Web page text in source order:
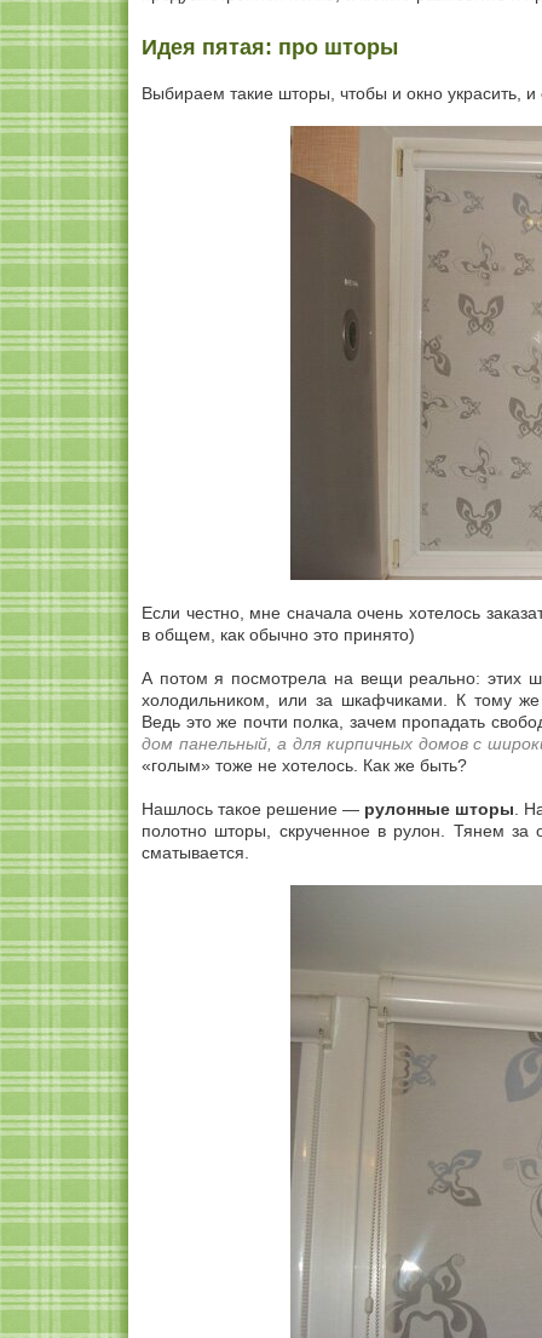
Идея пятая: про шторы
Выбираем такие шторы, чтобы и окно украсить, и
Если честно, мне сначала очень хотелось
в общем, как обычно это принято)
А потом я посмотрела на вещи реально: этих
холодильником, или за шкафчиками. К тому же
Ведь это же почти полка, зачем пропадать
дом панельный, а для кирпичных домов с
«голым» тоже не хотелось. Как же быть?
Нашлось такое решение — рулонные шторы .
полотно шторы, скрученное в рулон. Тянем
сматывается.